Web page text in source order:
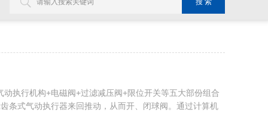
执行机构+电磁阀+过滤减压阀+限位开关等五大部份组合
条式气动执行器来回推动，从而开、闭球阀。通过计算机